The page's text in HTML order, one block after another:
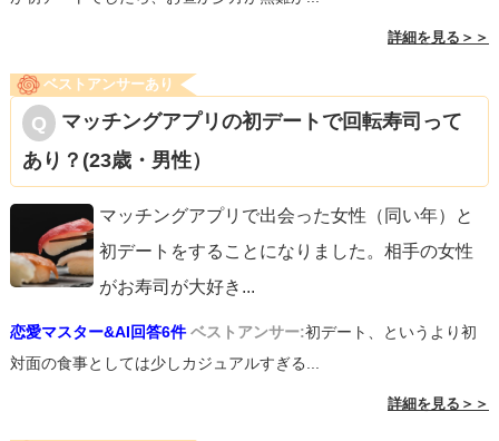
詳細を見る＞＞
ベストアンサーあり
マッチングアプリの初デートで回転寿司って
あり？(23歳・男性）
マッチングアプリで出会った女性（同い年）と
初デートをすることになりました。相手の女性
がお寿司が大好き ...
恋愛マスター&AI回答6件 ベストアンサー:初デート、というより初
対面の食事としては少しカジュアルすぎる...
詳細を見る＞＞